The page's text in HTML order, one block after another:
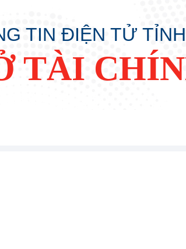
TIN ĐIỆN TỬ
TÀI